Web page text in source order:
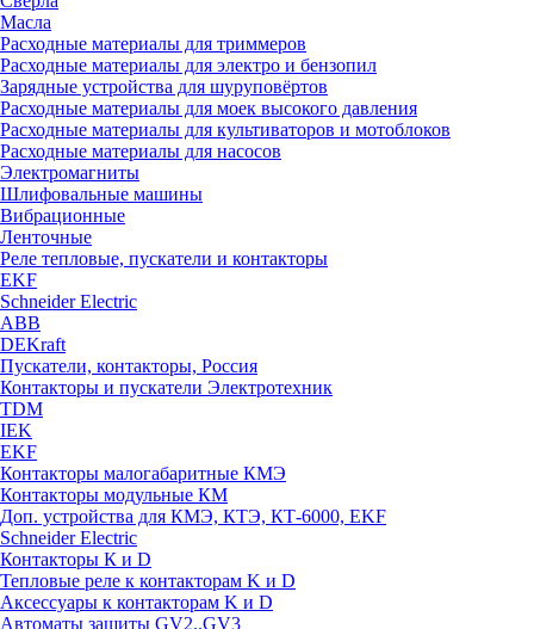
Масла
Расходные материалы для триммеров
Расходные материалы для электро и бензопил
Зарядные устройства для шуруповёртов
Расходные материалы для моек высокого давления
Расходные материалы для культиваторов и мотоблоков
Расходные материалы для насосов
Электромагниты
Шлифовальные машины
Вибрационные
Ленточные
Реле тепловые, пускатели и контакторы
EKF
Schneider Electric
ABB
DEKraft
Пускатели, контакторы, Россия
Контакторы и пускатели Электротехник
TDM
IEK
EKF
Контакторы малогабаритные КМЭ
Контакторы модульные КМ
Доп. устройства для КМЭ, КТЭ, КТ-6000, EKF
Schneider Electric
Контакторы К и D
Тепловые реле к контакторам K и D
Аксессуары к контакторам K и D
Автоматы защиты GV2..GV3